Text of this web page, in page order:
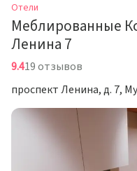
Отели
Меблированные
Ленина 7
9.419 отзывов